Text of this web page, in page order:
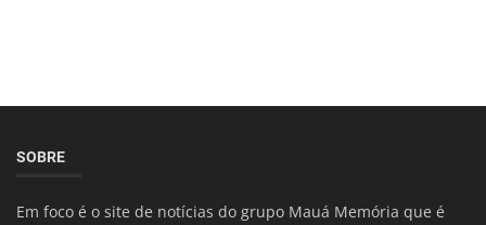
SOBRE
Em foco é o site de notícias do grupo Mauá Memória que é